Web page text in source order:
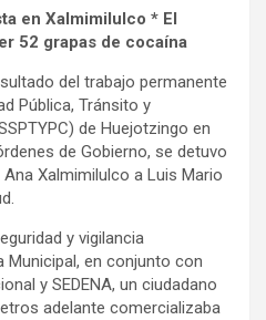
en Xalmimilulco * El
52 grapas de cocaína
del trabajo permanente
Pública, Tránsito y
de Huejotzingo en
de Gobierno, se detuvo
Xalmimilulco a Luis Mario
y vigilancia
Municipal, en conjunto con
y SEDENA, un ciudadano
adelante comercializaba